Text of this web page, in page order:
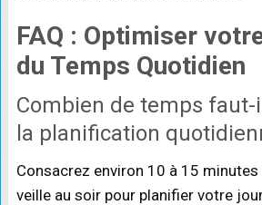
FAQ : Optimiser
du Temps Quotidien
Combien de temps faut-
la planification
Consacrez environ 10 à 15
veille au soir pour planifier votre